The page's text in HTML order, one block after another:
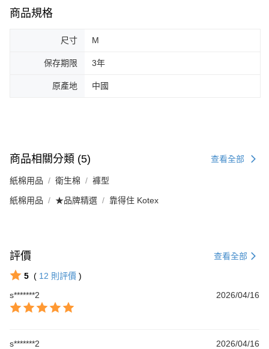
商品規格
尺寸 M
保存期限 3年
原產地 中國
商品相關分類 (5) 查看全部
紙棉用品 衛生棉 褲型
紙棉用品 ★品牌精選 靠得住 Kotex
評價 查看全部
5 ( 12 則評價 )
s*******2
2026/04/16
s*******2 2026/04/16